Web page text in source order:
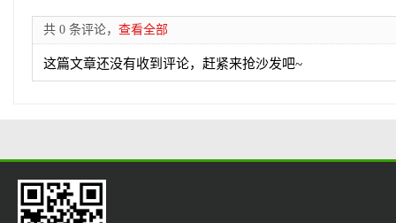
共 0 条评论， 查看全部
这篇文章还没有收到评论，赶紧来抢沙发吧~